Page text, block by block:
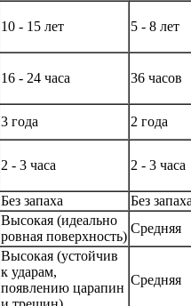
10 - 15 лет 5 - 8 лет
16 - 24 часа 36 часов
3 года
2 года
2 - 3 часа 2 - 3 часа
Без запаха
Без
Высокая (идеально
ровная поверхность)
Средняя
Высокая (устойчив
к ударам,
появлению царапин
Средняя